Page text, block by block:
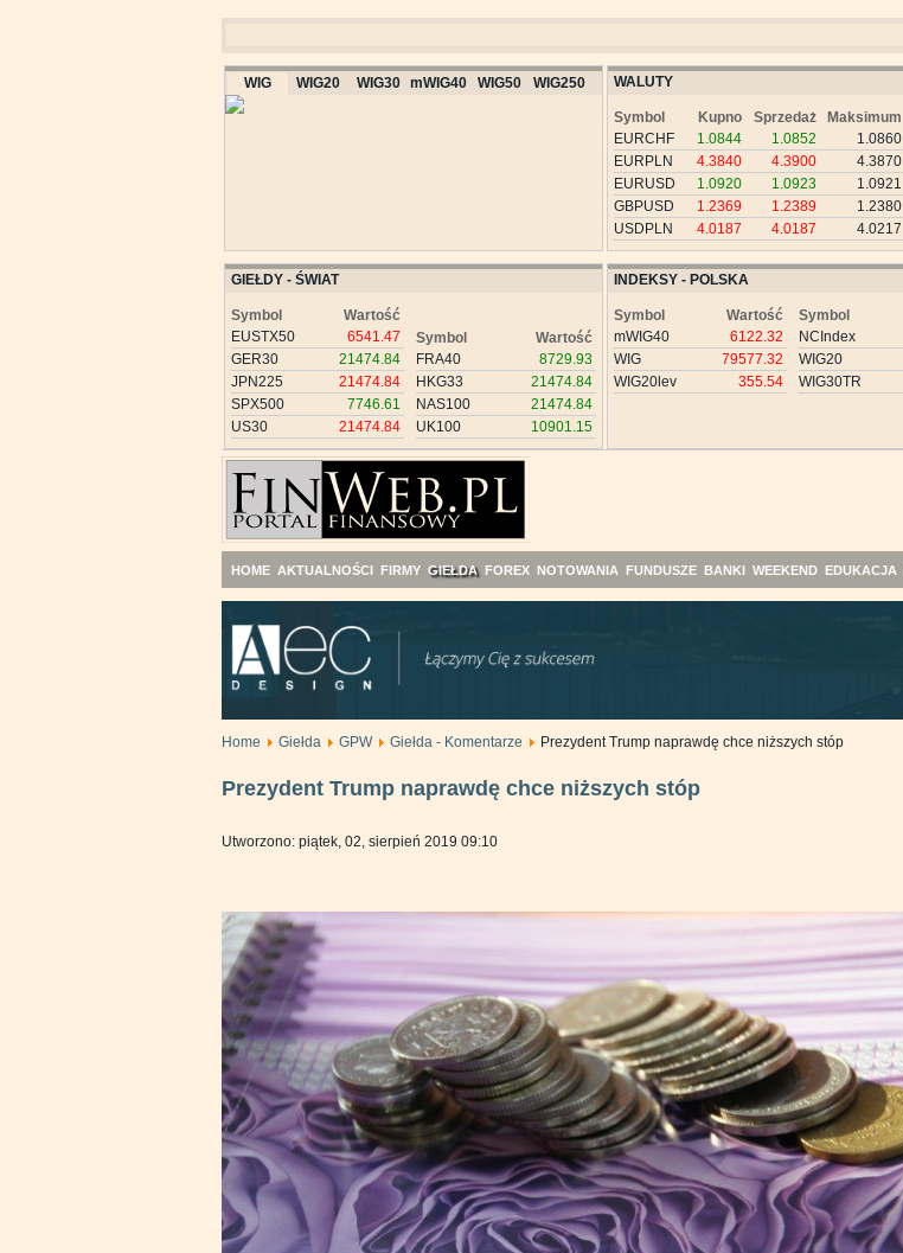
WIG WIG20 WIG30 mWIG40 WIG50 WIG250 WALUTY
Symbol Kupno Sprzedaż Maksimum
EURCHF
1.0844 1.0852 1.0860
EURPLN
4.3840 4.3900 4.3870
EURUSD
1.0920 1.0923 1.0921
GBPUSD
1.2369 1.2389 1.2380
USDPLN
4.0187 4.0187 4.0217
GIEŁDY - ŚWIAT
Symbol
Wartość
EUSTX50
6541.47
GER30
21474.84
JPN225
21474.84
SPX500
7746.61
US30
21474.84
Symbol
Wartość
FRA40
8729.93
HKG33
21474.84
NAS100
21474.84
UK100
10901.15
INDEKSY - POLSKA
Symbol
Wartość
mWIG40
6122.32
WIG
79577.32
WIG20lev
355.54
Symbol
NCIndex
WIG20
WIG30TR
HOME AKTUALNOŚCI FIRMY GIEŁDA FOREX NOTOWANIA FUNDUSZE BANKI WEEKEND EDUKACJA
Home Giełda GPW Giełda - Komentarze Prezydent Trump naprawdę chce niższych stóp
Prezydent Trump naprawdę chce niższych stóp
Utworzono: piątek, 02, sierpień 2019 09:10